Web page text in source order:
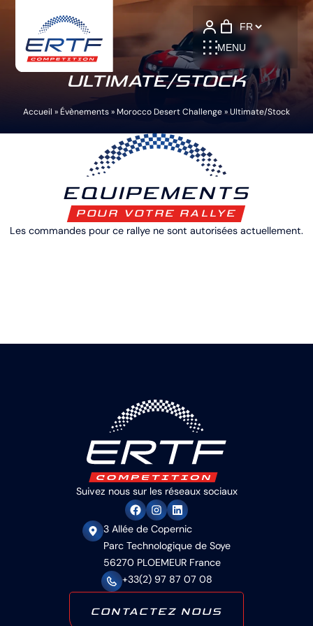
MENU
Language
ULTIMATE/STOCK
Accueil » Évènements» Morocco Desert Challenge»Ultimate/Stock
EQUIPEMENTS
POUR VOTRE RALLYE
Les commandes pour ce rallye ne sont autorisées actuellement.
Suivez nous sur les réseaux sociaux
3 Allée de Copernic
Parc Technologique de Soye
56270 PLOEMEUR France
+33(2) 97 87 07 08
CONTACTEZ NOUS